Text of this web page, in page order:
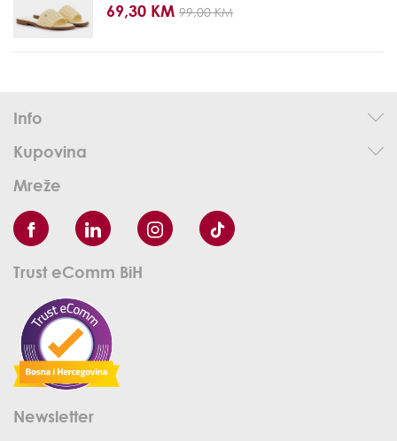
69,30 KM 99,00 KM
Info
Kupovina
Mreže
Trust eComm BiH
Newsletter